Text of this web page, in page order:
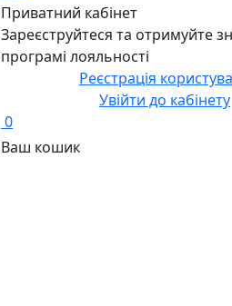
Приватний кабінет
Зареєструйтеся та отримуйте
програмі лояльності
Реєстрація
Увійти до кабінету
0
Ваш кошик